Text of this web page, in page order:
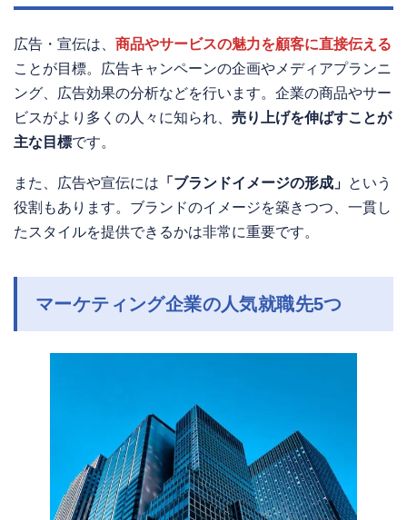
広告・宣伝は、 商品やサービスの魅力を顧客に直接伝える
ことが目標。広告キャンペーンの企画やメディアプランニ
ング、広告効果の分析などを行います。企業の商品やサー
ビスがより多くの人々に知られ、 売り上げを伸ばすことが
主な目標です。
また、広告や宣伝には 「ブランドイメージの形成」 という
役割もあります。ブランドのイメージを築きつつ、一貫し
たスタイルを提供できるかは非常に重要です。
マーケティング企業の人気就職先5つ